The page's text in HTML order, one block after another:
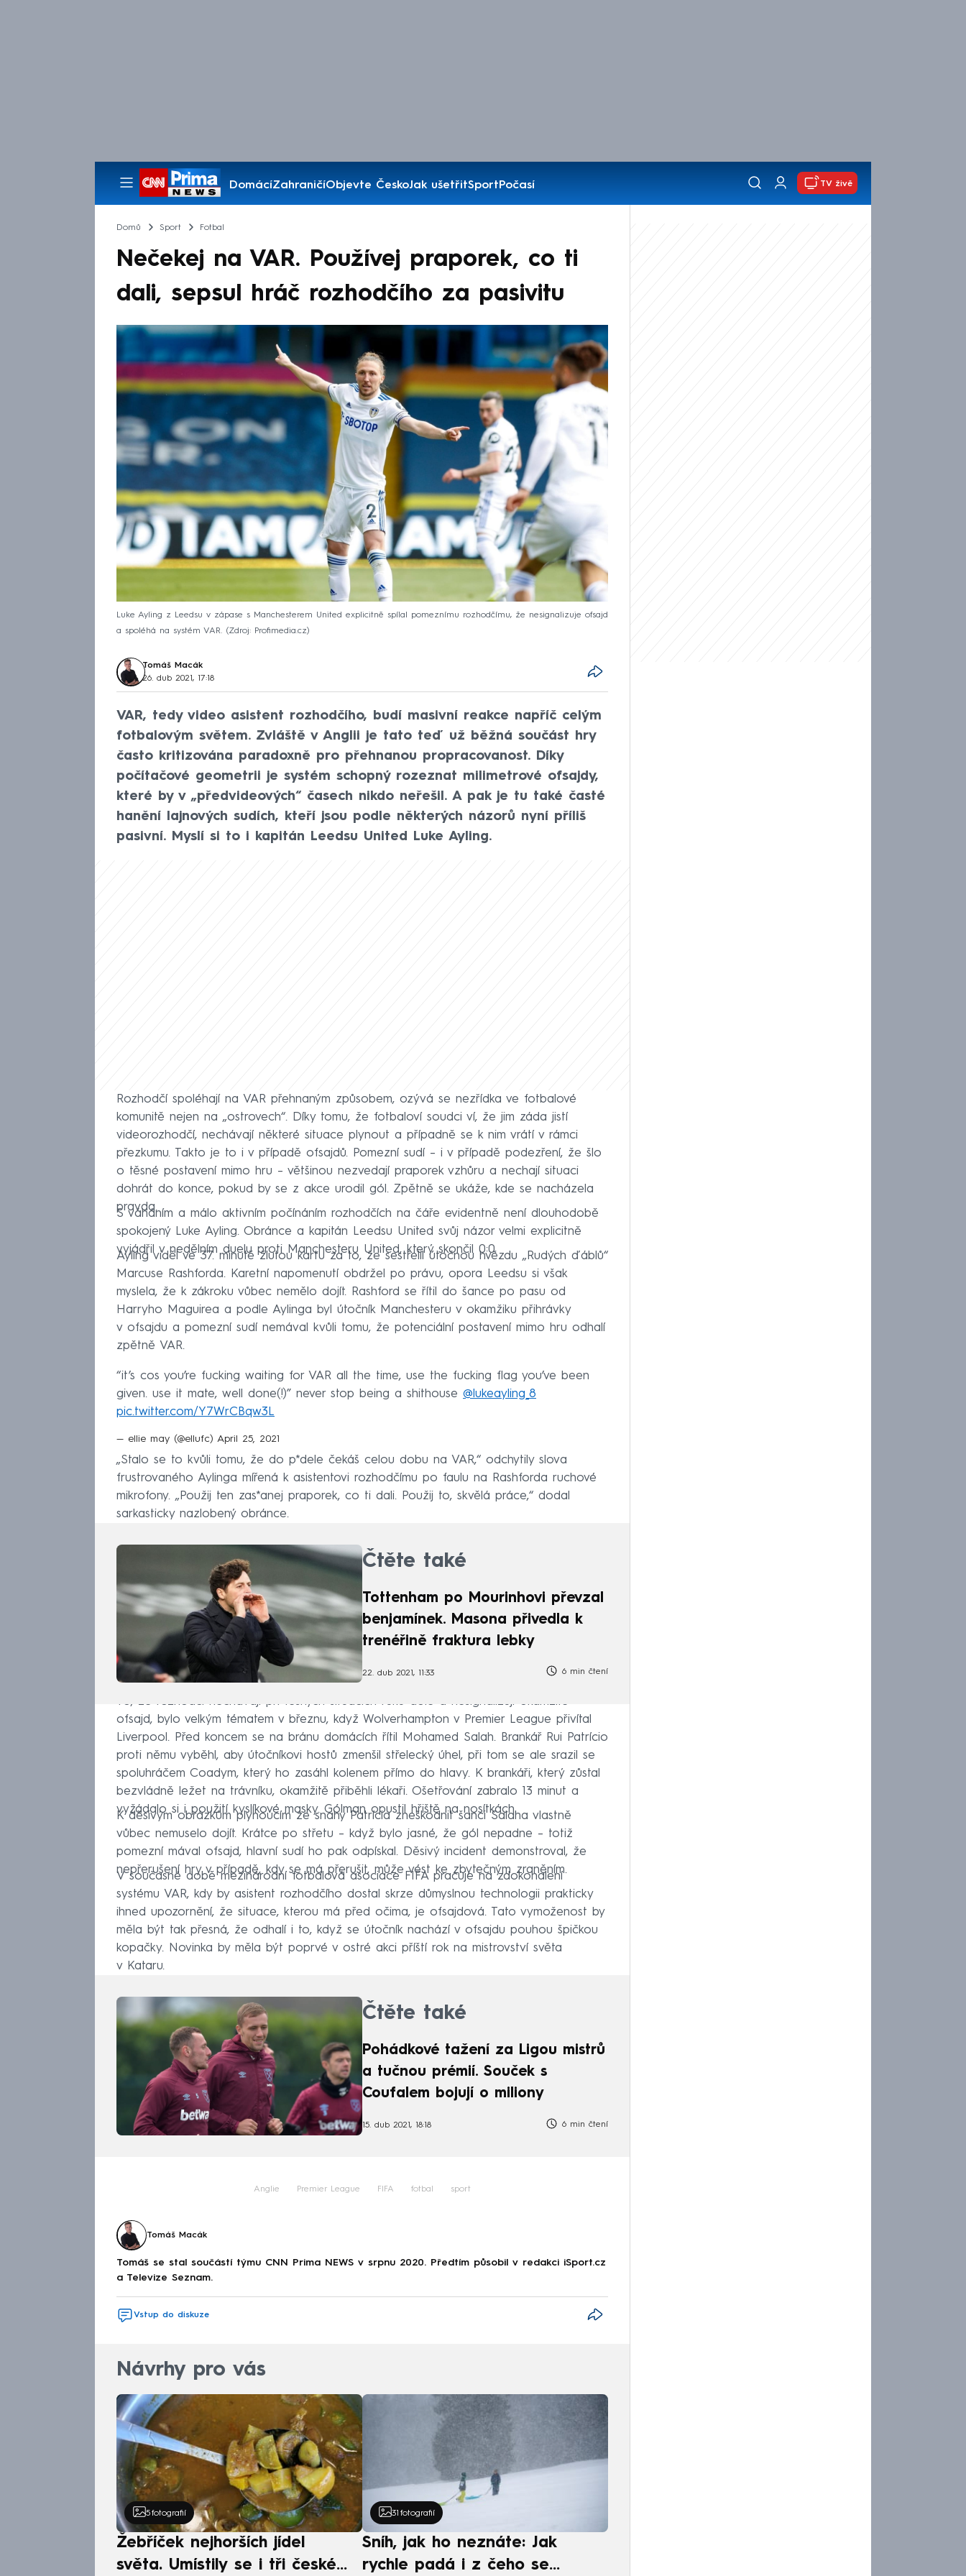
DomácíZahraničíObjevte ČeskoJak ušetřitSportPočasí
Pořady
TV živě
Domů Sport Fotbal
Nečekej na VAR. Používej praporek, co ti
dali, sepsul hráč rozhodčího za pasivitu
Luke Ayling z Leedsu v zápase s Manchesterem United explicitně spílal pomeznímu rozhodčímu, že nesignalizuje ofsajd
a spoléhá na systém VAR.
Zdroj: Profimedia.cz
Tomáš Macák
26. dub 2021, 17:18
VAR, tedy video asistent rozhodčího, budí masivní reakce napříč celým
fotbalovým světem. Zvláště v Anglii je tato teď už běžná součást hry
často kritizována paradoxně pro přehnanou propracovanost. Díky
počítačové geometrii je systém schopný rozeznat milimetrové ofsajdy,
které by v „předvideových“ časech nikdo neřešil. A pak je tu také časté
hanění lajnových sudích, kteří jsou podle některých názorů nyní příliš
pasivní. Myslí si to i kapitán Leedsu United Luke Ayling.
Rozhodčí spoléhají na VAR přehnaným způsobem, ozývá se nezřídka ve fotbalové
komunitě nejen na „ostrovech“. Díky tomu, že fotbaloví soudci ví, že jim záda jistí
videorozhodčí, nechávají některé situace plynout a případně se k nim vrátí v rámci
přezkumu. Takto je to i v případě ofsajdů. Pomezní sudí – i v případě podezření, že šlo
o těsné postavení mimo hru – většinou nezvedají praporek vzhůru a nechají situaci
dohrát do konce, pokud by se z akce urodil gól. Zpětně se ukáže, kde se nacházela
pravda.
S váháním a málo aktivním počínáním rozhodčích na čáře evidentně není dlouhodobě
spokojený Luke Ayling. Obránce a kapitán Leedsu United svůj názor velmi explicitně
vyjádřil v nedělním duelu proti Manchesteru United, který skončil 0:0.
Ayling viděl ve 37. minutě žlutou kartu za to, že sestřelil útočnou hvězdu „Rudých ďáblů“
Marcuse Rashforda. Karetní napomenutí obdržel po právu, opora Leedsu si však
myslela, že k zákroku vůbec nemělo dojít. Rashford se řítil do šance po pasu od
Harryho Maguirea a podle Aylinga byl útočník Manchesteru v okamžiku přihrávky
v ofsajdu a pomezní sudí nemával kvůli tomu, že potenciální postavení mimo hru odhalí
zpětně VAR.
“it’s cos you’re fucking waiting for VAR all the time, use the fucking flag you’ve been
given. use it mate, well done(!)” never stop being a shithouse @lukeayling_8
pic.twitter.com/Y7WrCBqw3L
— ellie may (@ellufc) April 25, 2021
„Stalo se to kvůli tomu, že do p*dele čekáš celou dobu na VAR,“ odchytily slova
frustrovaného Aylinga mířená k asistentovi rozhodčímu po faulu na Rashforda ruchové
mikrofony. „Použij ten zas*anej praporek, co ti dali. Použij to, skvělá práce,“ dodal
sarkasticky nazlobený obránce.
Čtěte také
Tottenham po Mourinhovi převzal
benjamínek. Masona přivedla k
trenéřině fraktura lebky
22. dub 2021, 11:33 6 min čtení
To, že rozhodčí nechávají při těsných situacích ruku dole a nesignalizují okamžitě
ofsajd, bylo velkým tématem v březnu, když Wolverhampton v Premier League přivítal
Liverpool. Před koncem se na bránu domácích řítil Mohamed Salah. Brankář Rui Patrício
proti němu vyběhl, aby útočníkovi hostů zmenšil střelecký úhel, při tom se ale srazil se
spoluhráčem Coadym, který ho zasáhl kolenem přímo do hlavy. K brankáři, který zůstal
bezvládně ležet na trávníku, okamžitě přiběhli lékaři. Ošetřování zabralo 13 minut a
vyžádalo si i použití kyslíkové masky. Gólman opustil hřiště na nosítkách.
K děsivým obrázkům plynoucím ze snahy Patrícia zneškodnit šanci Salaha vlastně
vůbec nemuselo dojít. Krátce po střetu – když bylo jasné, že gól nepadne – totiž
pomezní mával ofsajd, hlavní sudí ho pak odpískal. Děsivý incident demonstroval, že
nepřerušení hry v případě, kdy se má přerušit, může vést ke zbytečným zraněním.
V současné době mezinárodní fotbalová asociace FIFA pracuje na zdokonalení
systému VAR, kdy by asistent rozhodčího dostal skrze důmyslnou technologii prakticky
ihned upozornění, že situace, kterou má před očima, je ofsajdová. Tato vymoženost by
měla být tak přesná, že odhalí i to, když se útočník nachází v ofsajdu pouhou špičkou
kopačky. Novinka by měla být poprvé v ostré akci příští rok na mistrovství světa
v Kataru.
Čtěte také
Pohádkové tažení za Ligou mistrů
a tučnou prémií. Souček s
Coufalem bojují o miliony
15. dub 2021, 18:18 6 min čtení
Anglie Premier League FIFA fotbal sport
Tomáš Macák
Tomáš se stal součástí týmu CNN Prima NEWS v srpnu 2020. Předtím působil v redakci iSport.cz
a Televize Seznam.
Vstup do diskuze
Návrhy pro vás
5 fotografií
Žebříček nejhorších jídel
světa. Umístily se i tři české
31 fotografií
Sníh, jak ho neznáte: Jak
rychle padá i z čeho se